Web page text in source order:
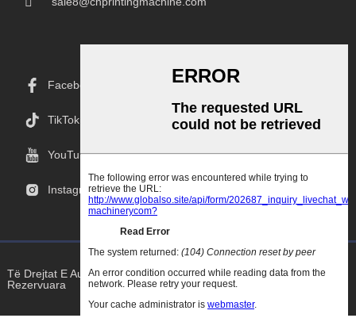
Facebook
TikTok
YouTube
Instagram
Të Drejtat E Autorit © 2025 Goodao.Cn Të Gjitha Të Drejtat E
Rezervuara